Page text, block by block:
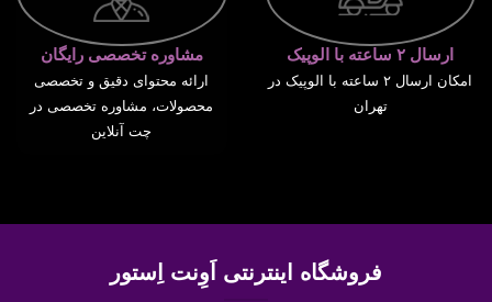
ارسال ۲ ساعته با الوپیک
امکان ارسال ۲ ساعته با الوپیک در
تهران
مشاوره تخصصی رایگان
ارائه محتوای دقیق و تخصصی
محصولات، مشاوره تخصصی در
چت آنلاین
فروشگاه اینترنتی اَوِنت اِستور